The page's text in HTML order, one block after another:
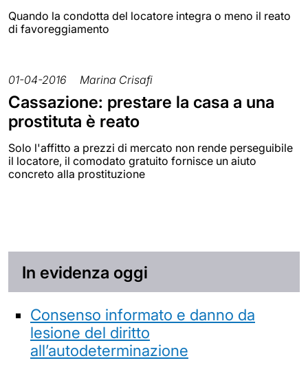
Quando la condotta del locatore integra o meno il reato
di favoreggiamento
01-04-2016 Marina Crisafi
Cassazione: prestare la casa a una
prostituta è reato
Solo l'affitto a prezzi di mercato non rende perseguibile
il locatore, il comodato gratuito fornisce un aiuto
concreto alla prostituzione
In evidenza oggi
Consenso informato e danno da
lesione del diritto
all’autodeterminazione